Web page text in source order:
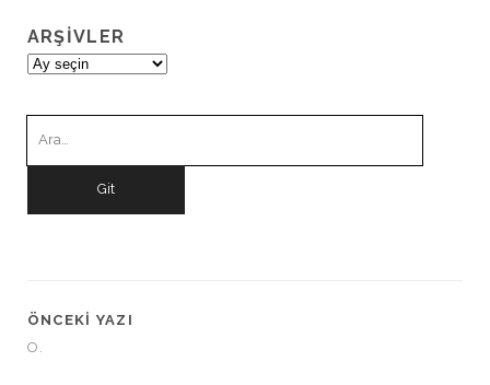
ARŞIVLER
Arşivler
ÖNCEKI YAZI
O.